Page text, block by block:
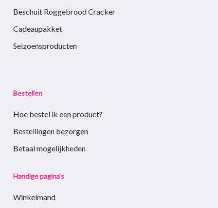
Beschuit Roggebrood Cracker
Cadeaupakket
Seizoensproducten
Bestellen
Hoe bestel ik een product?
Bestellingen bezorgen
Betaal mogelijkheden
Handige pagina’s
Winkelmand